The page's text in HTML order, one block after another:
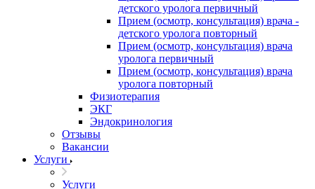
детского уролога первичный
Прием (осмотр, консультация) врача -
детского уролога повторный
Прием (осмотр, консультация) врача
уролога первичный
Прием (осмотр, консультация) врача
уролога повторный
Физиотерапия
ЭКГ
Эндокринология
Отзывы
Вакансии
Услуги
Услуги